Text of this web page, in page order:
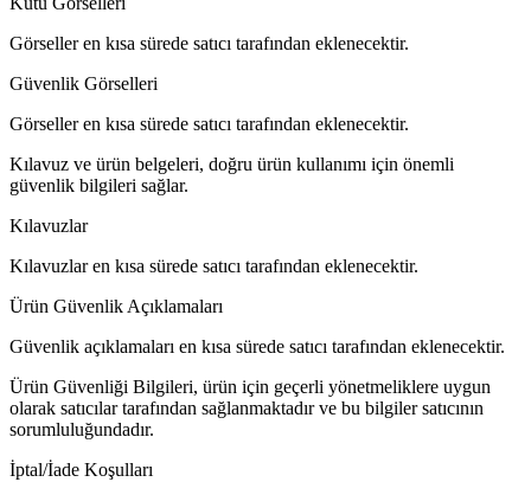
Görseller en kısa sürede satıcı tarafından eklenecektir.
Güvenlik Görselleri
Görseller en kısa sürede satıcı tarafından eklenecektir.
Kılavuz ve ürün belgeleri, doğru ürün kullanımı için önemli
güvenlik bilgileri sağlar.
Kılavuzlar
Kılavuzlar en kısa sürede satıcı tarafından eklenecektir.
Ürün Güvenlik Açıklamaları
Güvenlik açıklamaları en kısa sürede satıcı tarafından eklenecektir.
Ürün Güvenliği Bilgileri, ürün için geçerli yönetmeliklere uygun
olarak satıcılar tarafından sağlanmaktadır ve bu bilgiler satıcının
sorumluluğundadır.
İptal/İade Koşulları